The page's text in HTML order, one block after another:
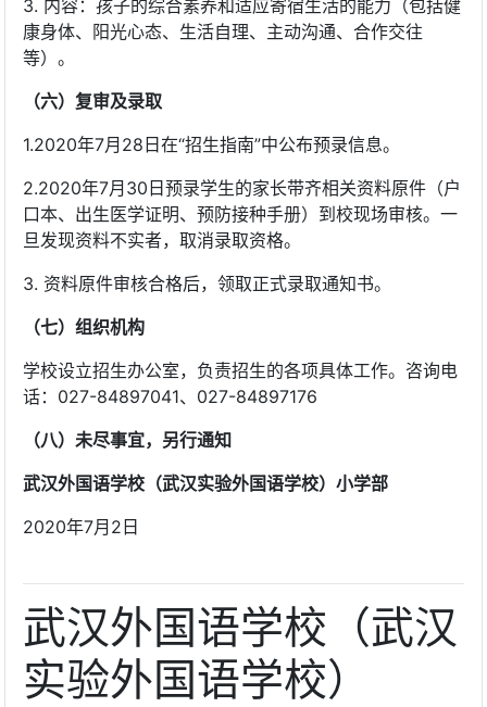
3. 内容：孩子的综合素养和适应寄宿生活的能力（包括健
康身体、阳光心态、生活自理、主动沟通、合作交往
等）。
（六）复审及录取
1.2020年7月28日在“招生指南”中公布预录信息。
2.2020年7月30日预录学生的家长带齐相关资料原件（户
口本、出生医学证明、预防接种手册）到校现场审核。一
旦发现资料不实者，取消录取资格。
3. 资料原件审核合格后，领取正式录取通知书。
（七）组织机构
学校设立招生办公室，负责招生的各项具体工作。咨询电
话：027-84897041、027-84897176
（八）未尽事宜，另行通知
武汉外国语学校（武汉实验外国语学校）小学部
2020年7月2日
武汉外国语学校（武汉
实验外国语学校）